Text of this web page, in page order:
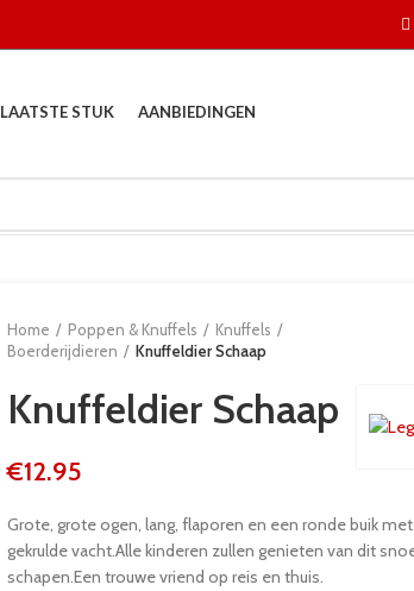
LAATSTE STUK AANBIEDINGEN
Home Poppen & Knuffels
Knuffels
Boerderijdieren
Knuffeldier Schaap
Knuffeldier Schaap
€12.95
Grote, grote ogen, lang, flaporen en een ronde buik
gekrulde vacht.Alle kinderen zullen genieten van dit
schapen.Een trouwe vriend op reis en thuis.